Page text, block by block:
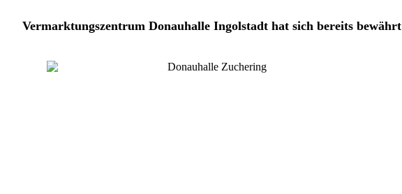
Vermarktungszentrum Donauhalle Ingolstadt hat sich bereits bewährt